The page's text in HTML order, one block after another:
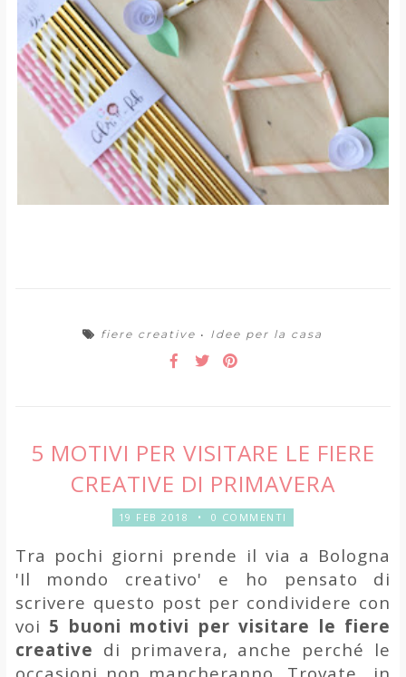
fiere creative • Idee per la casa
5 MOTIVI PER VISITARE LE FIERE
CREATIVE DI PRIMAVERA
19 FEB 2018 • 0 COMMENTI
Tra pochi giorni prende il via a Bologna
'Il mondo creativo' e ho pensato di
scrivere questo post per condividere con
voi 5 buoni motivi per visitare le fiere
creative di primavera, anche perché le